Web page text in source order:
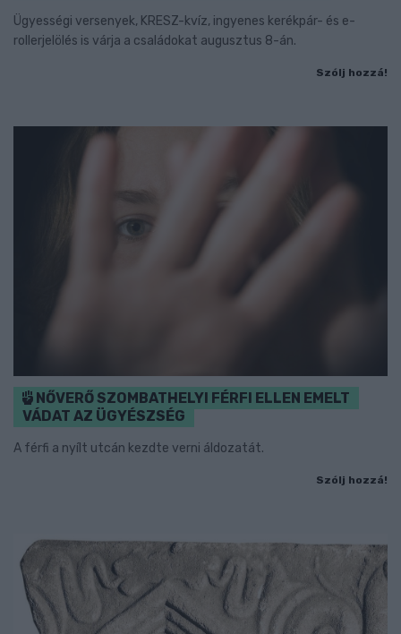
Ügyességi versenyek, KRESZ-kvíz, ingyenes kerékpár- és e-
rollerjelölés is várja a családokat augusztus 8-án.
Szólj hozzá!
NŐVERŐ SZOMBATHELYI FÉRFI ELLEN EMELT
VÁDAT AZ ÜGYÉSZSÉG
A férfi a nyílt utcán kezdte verni áldozatát.
Szólj hozzá!